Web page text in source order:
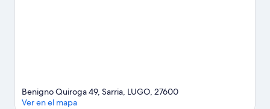
Benigno Quiroga 49, Sarria, LUGO, 27600
Ver en el mapa